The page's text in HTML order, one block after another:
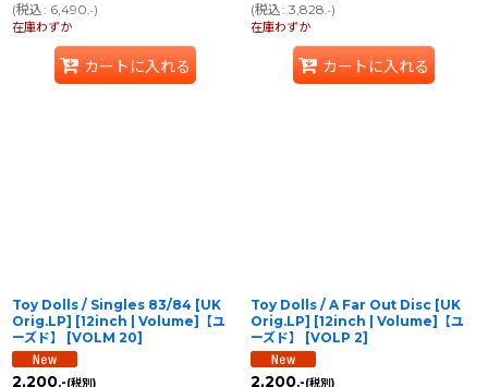
(税込: 6,490.-)
在庫わずか
カートに入れる
(税込: 3,828.-)
在庫わずか
カートに入れる
Toy Dolls / Singles 83/84 [UK
Orig.LP] [12inch | Volume]【ユ
ーズド】
[VOLM 20]
2,200.-(税別)
Toy Dolls / A Far Out Disc [UK
Orig.LP] [12inch | Volume]【ユ
ーズド】
[VOLP 2]
2,200.-(税別)